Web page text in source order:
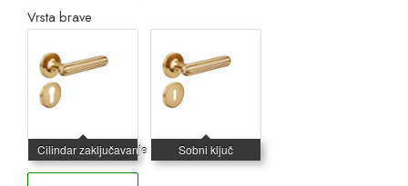
Vrsta brave